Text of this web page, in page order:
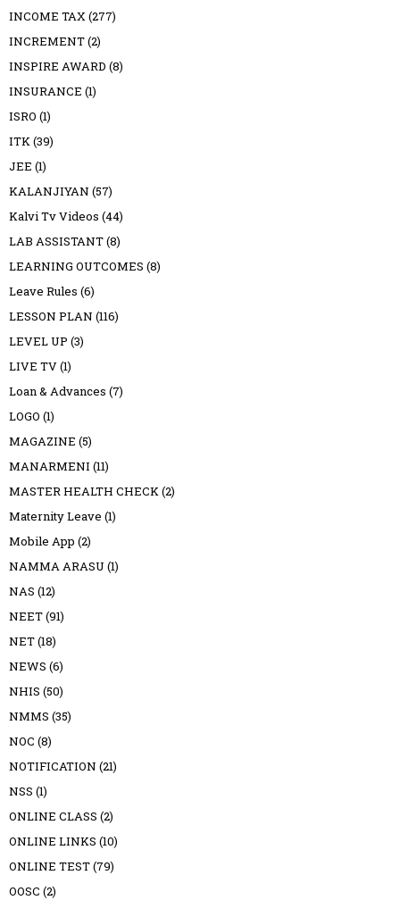
INCOME TAX(277)
INCREMENT(2)
INSPIRE AWARD (8)
INSURANCE (1)
ISRO (1)
ITK(39)
JEE (1)
KALANJIYAN (57)
Kalvi Tv Videos (44)
LAB ASSISTANT(8)
LEARNING OUTCOMES (8)
Leave Rules (6)
LESSON PLAN (116)
LEVEL UP (3)
LIVE TV(1)
Loan & Advances (7)
LOGO (1)
MAGAZINE (5)
MANARMENI (11)
MASTER HEALTH CHECK(2)
Maternity Leave (1)
Mobile App (2)
NAMMA ARASU (1)
NAS (12)
NEET(91)
NET(18)
NEWS (6)
NHIS (50)
NMMS (35)
NOC (8)
NOTIFICATION (21)
NSS (1)
ONLINE CLASS (2)
ONLINE LINKS (10)
ONLINE TEST(79)
OOSC (2)